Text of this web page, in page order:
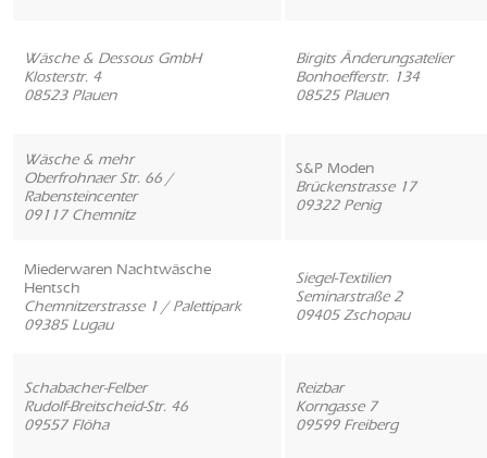
Wäsche & Dessous GmbH
Klosterstr. 4
08523 Plauen
Birgits Änderungsatelier
Bonhoefferstr. 134
08525 Plauen
Wäsche & mehr
Oberfrohnaer Str. 66 /
Rabensteincenter
09117 Chemnitz
S&P Moden
Brückenstrasse 17
09322 Penig
Miederwaren Nachtwäsche
Hentsch
Chemnitzerstrasse 1 / Palettipark
09385 Lugau
Siegel-Textilien
Seminarstraße 2
09405 Zschopau
Schabacher-Felber
Rudolf-Breitscheid-Str. 46
09557 Flöha
Reizbar
Korngasse 7
09599 Freiberg